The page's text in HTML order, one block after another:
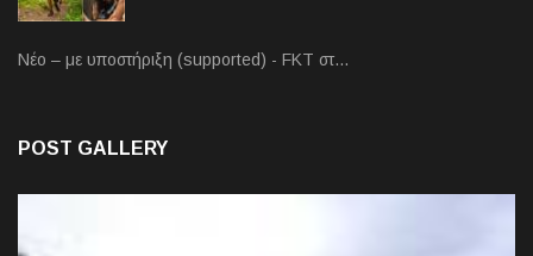
Νέο – με υποστήριξη (supported) - FKT στ…
POST GALLERY